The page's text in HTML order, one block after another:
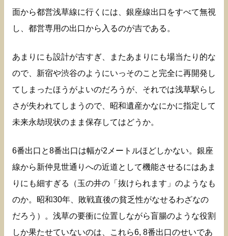
面から都営浅草線に行くには、銀座線出口をすべて無視
し、都営専用の出口から入るのが吉である。
あまりにも設計が古すぎ、またあまりにも場当たり的な
ので、新宿や渋谷のようにいっそのこと完全に再開発し
てしまったほうがよいのだろうが、それでは浅草駅らし
さが失われてしまうので、昭和遺産かなにかに指定して
未来永劫現状のまま保存してはどうか。
6番出口と8番出口は幅が2メートルほどしかない。銀座
線から新仲見世通りへの近道として機能させるにはあま
りにも細すぎる（玉の井の「抜けられます」のようなも
のか。昭和30年、敗戦直後の貧乏性がなせるわざなの
だろう）。浅草の要衝に位置しながら盲腸のような役割
しか果たせていないのは、これら6, 8番出口のせいであ